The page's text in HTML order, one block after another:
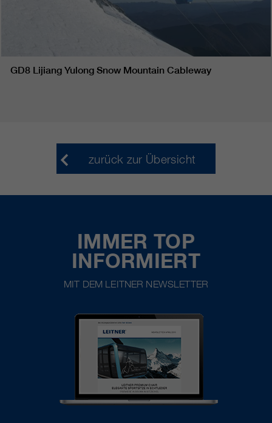
GD8 Lijiang Yulong Snow Mountain Cableway
zurück zur Übersicht
IMMER TOP
INFORMIERT
MIT DEM LEITNER NEWSLETTER